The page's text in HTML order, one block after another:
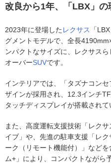
改良から1年、「LBX」の
2023年に登場した レクサス
「
グメントモデルで、全長
ンパクトなサイズに、レクサス
オーバーSUVです。
インテリアでは、「タズナコン
ザインが採用され、12.3インチ
タッチディスプレイが搭載されて
また、高度運転支援技術「レク
イブ」や、先進の駐車支援「レ
ーク（リモート機能付）」など
ム+」により、コンパクトながら